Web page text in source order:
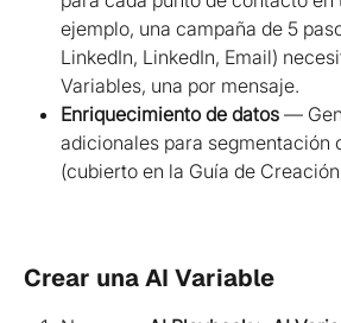
ejemplo, una campaña de 5
LinkedIn, LinkedIn, Email)
Variables, una por mensaje.
Enriquecimiento de datos —
adicionales para segmentación
(cubierto en la Guía de
Crear una AI Variable